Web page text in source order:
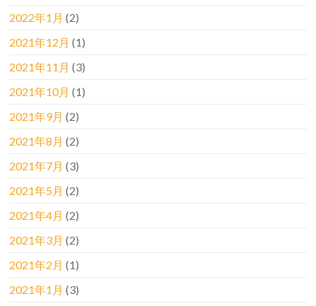
2022年1月 (2)
2021年12月 (1)
2021年11月 (3)
2021年10月 (1)
2021年9月 (2)
2021年8月 (2)
2021年7月 (3)
2021年5月 (2)
2021年4月 (2)
2021年3月 (2)
2021年2月 (1)
2021年1月 (3)